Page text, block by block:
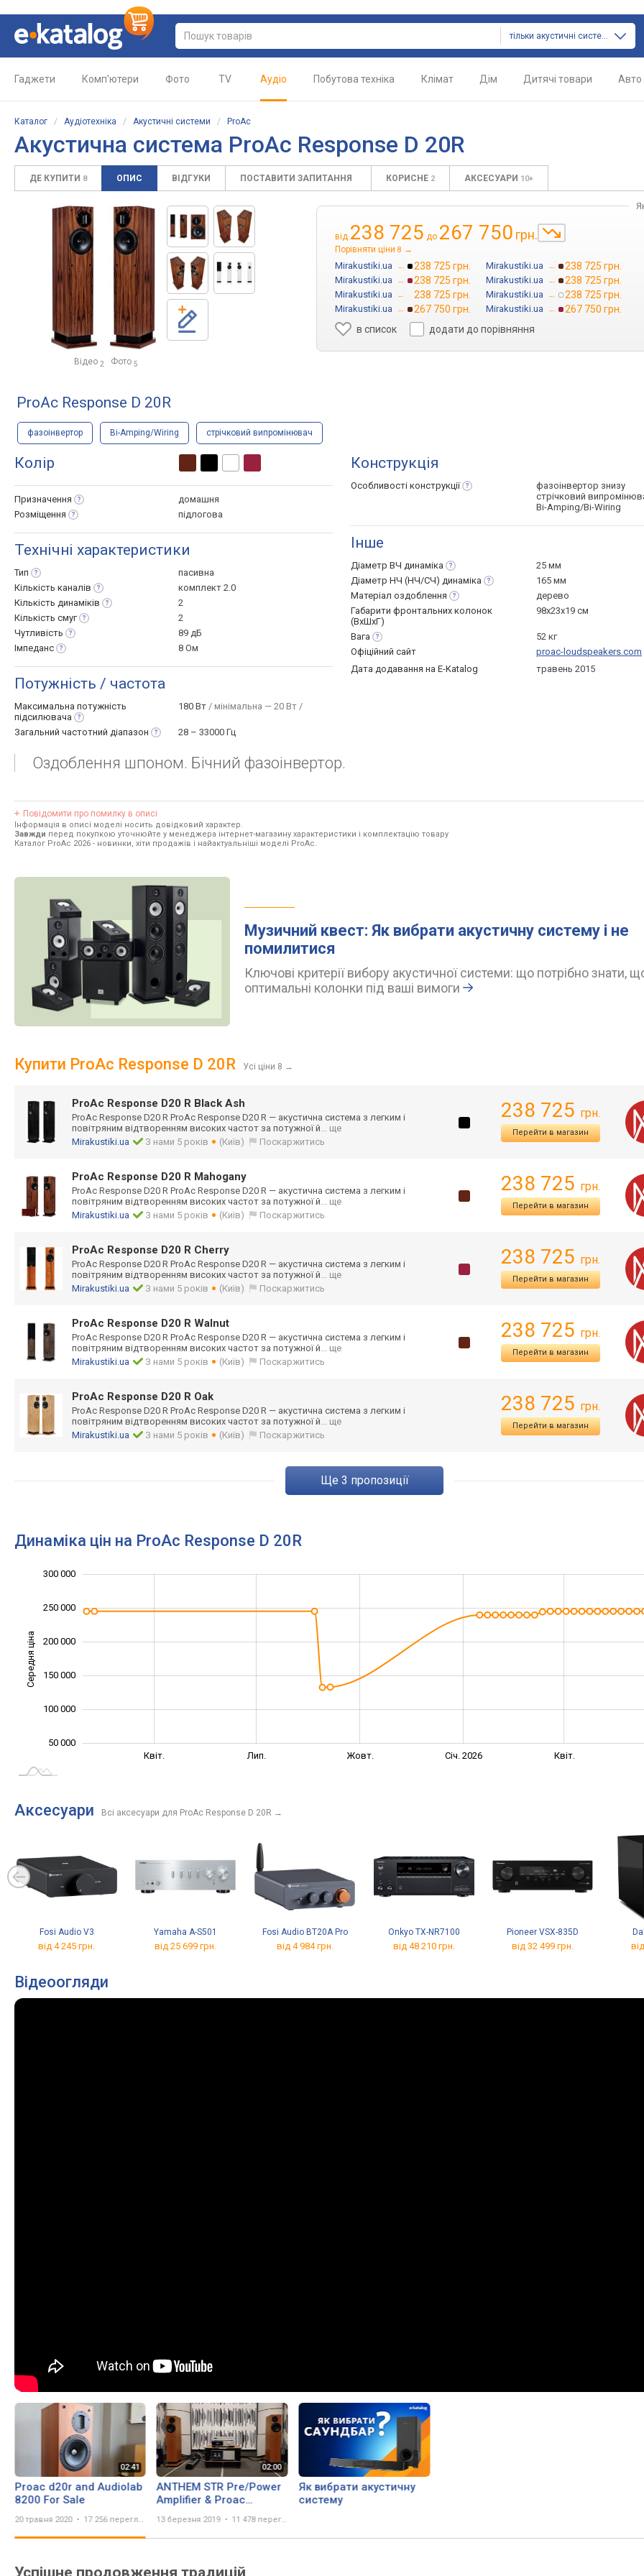
тільки акустичні системи
Гаджети Комп'ютери Фото TV Аудіо Побутова техніка Клімат Дім Дитячі товари Авто
Каталог / Аудіотехніка / Акустичні системи / ProAc
Акустична система ProAc Response D 20R
ДЕ КУПИТИ 8 ОПИС ВІДГУКИ ПОСТАВИТИ ЗАПИТАННЯ КОРИСНЕ 2 АКСЕСУАРИ 10+
Відео 2 Фото 5
від 238 725 до 267 750 грн.
Порівняти ціни 8 →
Mirakustiki.ua → 238 725 грн. Mirakustiki.ua → 238 725 грн.
Mirakustiki.ua → 238 725 грн. Mirakustiki.ua → 238 725 грн.
Mirakustiki.ua → 238 725 грн. Mirakustiki.ua → 238 725 грн.
Mirakustiki.ua → 267 750 грн. Mirakustiki.ua →
267 750 грн.
в список
додати до порівняння
ProAc Response D 20R
фазоінвертор Bi-Amping/Wiring стрічковий випромінювач
Колір
Призначення
домашня
Розміщення
підлогова
Технічні характеристики
Тип
пасивна
Кількість каналів
комплект 2.0
Кількість динаміків
2
Кількість смуг
2
Чутливість
89 дБ
Імпеданс
8 Ом
Потужність / частота
Максимальна потужність
підсилювача
180 Вт / мінімальна — 20 Вт /
Загальний частотний діапазон 28 – 33000 Гц
Конструкція
Особливості конструкції
фазоінвертор знизу
стрічковий
Bi-Amping/Bi-Wiring
Інше
Діаметр ВЧ динаміка
25 мм
Діаметр НЧ (НЧ/СЧ) динаміка
165 мм
Матеріал оздоблення
дерево
Габарити фронтальних колонок
(ВхШхГ)
98x23x19 см
Вага
52 кг
Офіційний сайт
proac-loudspeakers.com
Дата додавання на E-Katalog
травень 2015
Оздоблення шпоном. Бічний фазоінвертор.
Повідомити про помилку в описі
Інформація в описі моделі носить довідковий характер.
Завжди перед покупкою уточнюйте у менеджера інтернет-магазину характеристики і комплектацію товару
Каталог ProAc 2026 - новинки, хіти продажів і найактуальніші моделі ProAc.
Музичний квест: Як вибрати акустичну систему і не
помилитися
Ключові критерії вибору акустичної системи: що потрібно знати,
оптимальні колонки під ваші вимоги
Купити ProAc Response D 20R Усі ціни 8 →
ProAc Response D20 R Black Ash
ProAc Response D20 R ProAc Response D20 R — акустична система з легким і
повітряним відтворенням високих частот за потужної й... ще
Mirakustiki.ua
З нами 5 років (Київ) Поскаржитись
238 725 грн.
Перейти в магазин
ProAc Response D20 R Mahogany
ProAc Response D20 R ProAc Response D20 R — акустична система з легким і
повітряним відтворенням високих частот за потужної й... ще
Mirakustiki.ua
З нами 5 років (Київ) Поскаржитись
238 725 грн.
Перейти в магазин
ProAc Response D20 R Cherry
ProAc Response D20 R ProAc Response D20 R — акустична система з легким і
повітряним відтворенням високих частот за потужної й... ще
Mirakustiki.ua
З нами 5 років (Київ) Поскаржитись
238 725 грн.
Перейти в магазин
ProAc Response D20 R Walnut
ProAc Response D20 R ProAc Response D20 R — акустична система з легким і
повітряним відтворенням високих частот за потужної й... ще
Mirakustiki.ua
З нами 5 років (Київ) Поскаржитись
238 725 грн.
Перейти в магазин
ProAc Response D20 R Oak
ProAc Response D20 R ProAc Response D20 R — акустична система з легким і
повітряним відтворенням високих частот за потужної й... ще
Mirakustiki.ua
З нами 5 років (Київ) Поскаржитись
238 725 грн.
Перейти в магазин
ще 3 пропозиції
Динаміка цін на ProAc Response D 20R
Середня ціна
50 000
100 000
150 000
200 000
250 000
300 000
Квіт. Лип. Жовт. Січ. 2026 Квіт.
Аксесуари Всі аксесуари для ProAc Response D 20R →
Fosi Audio V3
від 4 245 грн.
Yamaha A-S501
від 25 699 грн.
Fosi Audio BT20A Pro
від 4 984 грн.
Onkyo TX-NR7100
від 48 210 грн.
Pioneer VSX-835D
від 32 499 грн.
Відеоогляди
Proac d20r and Audiolab
8200 For Sale
20 травня 2020 17 256 переглядів
ANTHEM STR Pre/Power
Amplifier & Proac
Female Voices
13 березня 2019 11 478 переглядів
Як вибрати акустичну
систему
Успішне продовження традицій